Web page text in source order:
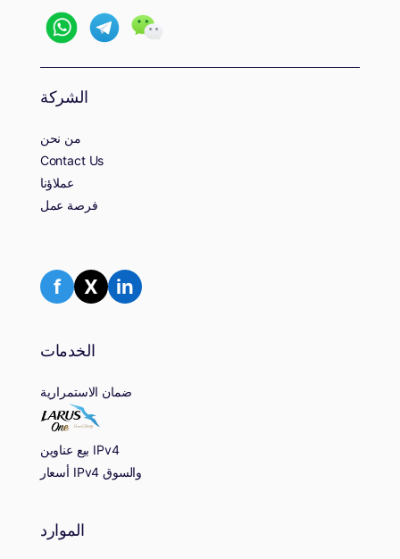
الشركة
من نحن
Contact Us
عملاؤنا
فرصة عمل
f X in
الخدمات
ضمان الاستمرارية
بيع عناوين IPv4
أسعار IPv4 والسوق
الموارد